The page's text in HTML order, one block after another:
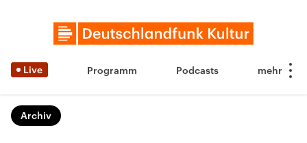
Live Programm Podcasts
Archiv